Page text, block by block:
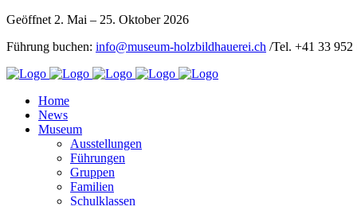
Geöffnet 2. Mai – 25. Oktober 2026
Führung buchen: info@museum-holzbildhauerei.ch /Tel. +41 33 952
Home
News
Museum
Ausstellungen
Führungen
Gruppen
Familien
Schulklassen